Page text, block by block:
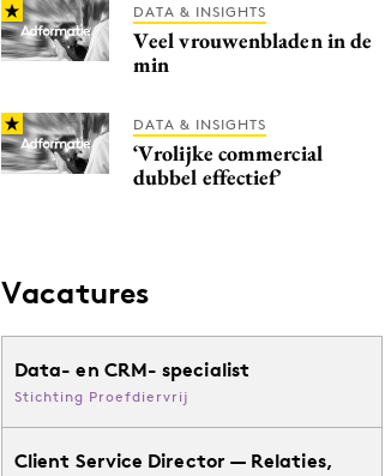
DATA & INSIGHTS
Veel vrouwenbladen in de
min
DATA & INSIGHTS
‘Vrolijke commercial
dubbel effectief’
Vacatures
Data- en CRM- specialist
Stichting Proefdiervrij
Client Service Director — Relaties,